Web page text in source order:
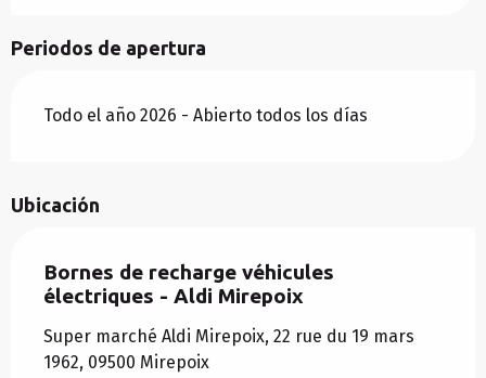
Periodos de apertura
Todo el año 2026 - Abierto todos los días
Ubicación
Bornes de recharge véhicules
électriques - Aldi Mirepoix
Super marché Aldi Mirepoix, 22 rue du 19 mars
1962, 09500 Mirepoix